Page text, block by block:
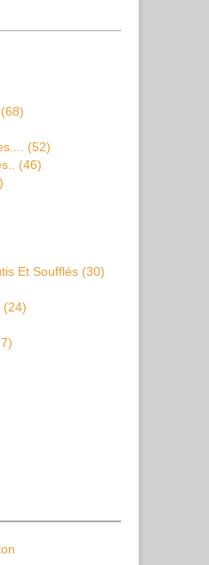
(68)
(52)
(46)
Et Soufflés (30)
(24)